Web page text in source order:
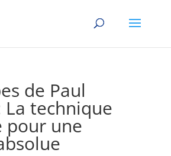
de Paul
La technique
pour une